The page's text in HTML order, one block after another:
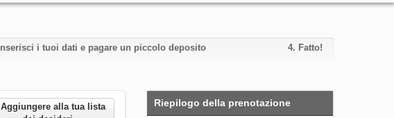
Inserisci i tuoi dati e pagare un piccolo deposito 4. Fatto!
Aggiungere alla tua lista
Riepilogo della prenotazione